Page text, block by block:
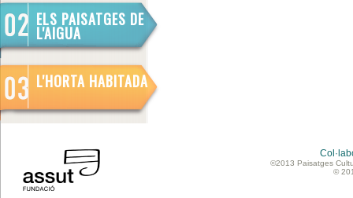
ELS PAISATGES DE
L'AIGUA
L'HORTA HABITADA
©2013 Paisatges
©